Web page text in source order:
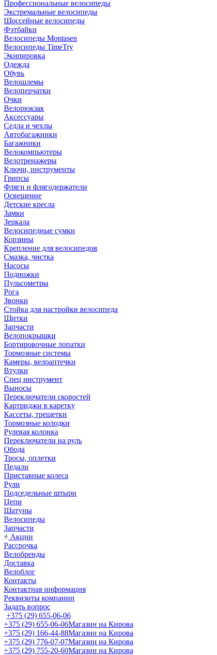
Профессиональные велосипеды
Экстремальные велосипеды
Шоссейные велосипеды
Фэтбайки
Велосипеды Montasen
Велосипеды TimeTry
Экипировка
Одежда
Обувь
Велошлемы
Велоперчатки
Очки
Велорюкзак
Аксессуары
Седла и чехлы
Автобагажники
Багажники
Велокомпьютеры
Велотренажеры
Ключи, инструменты
Грипсы
Фляги и флягодержатели
Освещение
Детские кресла
Замки
Зеркала
Велосипедные сумки
Корзины
Крепление для велосипедов
Смазка, чистка
Насосы
Подножки
Пульсометры
Рога
Звонки
Стойка для настройки велосипеда
Щитки
Запчасти
Велопокрышки
Бортировочные лопатки
Тормозные системы
Камеры, велоаптечки
Втулки
Спец инструмент
Выносы
Переключатели скоростей
Картриджи в каретку
Кассеты, трещетки
Тормозные колодки
Рулевая колонка
Переключатели на руль
Обода
Тросы, оплетки
Педали
Приставные колеса
Рули
Подседельные штыри
Цепи
Шатуны
Велосипеды
Запчасти
Акции
Рассрочка
Велобренды
Доставка
Велоблог
Контакты
Контактная информация
Реквизиты компании
Задать вопрос
+375 (29) 655-06-06
+375 (29) 655-06-06Магазин на Кирова
+375 (29) 166-44-88Магазин на Кирова
+375 (29) 776-07-07Магазин на Кирова
+375 (29) 755-20-60Магазин на Кирова